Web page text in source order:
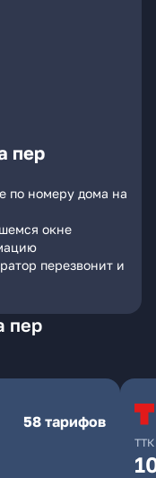
пер
по номеру дома на
окне
перезвонит и
пер
58 тарифов
ТТК